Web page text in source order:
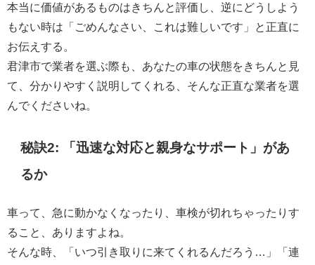
本当に価値があるものはきちんと評価し、逆にどうしよう
もない時は「ごめんなさい、これは難しいです」と正直に
お伝えする。
君津市で業者を選ぶ際も、あなたの車の状態をきちんと見
て、分かりやすく説明してくれる、そんな正直な業者を選
んでくださいね。
秘訣2: 「迅速な対応と親身なサポート」があ
るか
車って、急に動かなくなったり、車検が切れちゃったりす
ること、ありますよね。
そんな時、「いつ引き取りに来てくれるんだろう…」「連